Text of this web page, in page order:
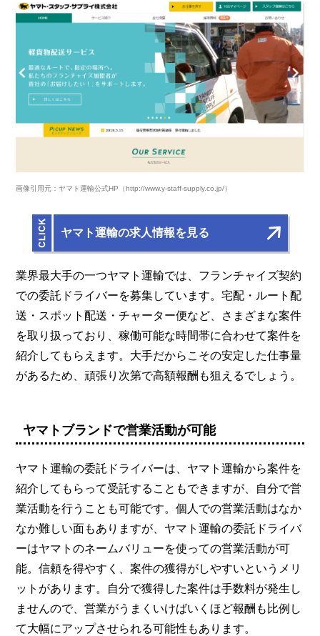
画像引用元：ヤマト運輸公式HP（http://www.y-staff-supply.co.jp/）
ヤマト運輸の求人情報を見る
業界最大手の一つヤマト運輸では、フランチャイズ契約
での委託ドライバーを募集しています。宅配・ルート配
送・スポット配送・チャーター便など、さまざまな案件
を取り扱っており、稼働可能な時間帯に合わせて案件を
紹介してもらえます。大手だからこその安定した仕事量
があるため、頑張り次第で高額報酬も狙えるでしょう。
ヤマトブランドで営業活動が可能
ヤマト運輸の委託ドライバーは、ヤマト運輸から案件を
紹介してもらって受託することもできますが、自分で営
業活動を行うことも可能です。個人での営業活動はなか
なか難しい面もありますが、ヤマト運輸の委託ドライバ
ーはヤマトのネームバリューを使っての営業活動が可
能。信頼を得やすく、案件の獲得がしやすいというメリ
ットがあります。自分で獲得した案件は手数料が発生し
ませんので、営業がうまくいけばいくほど報酬も比例し
て大幅にアップさせられる可能性もあります。